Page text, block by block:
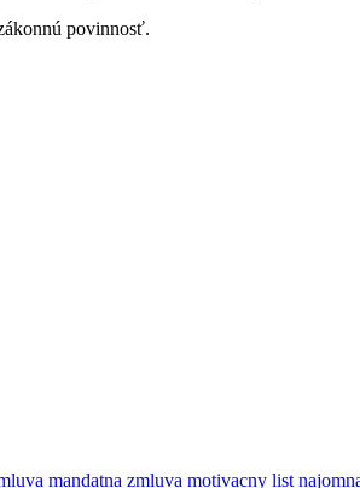
povinnosť.
mandatna zmluva motivacny list